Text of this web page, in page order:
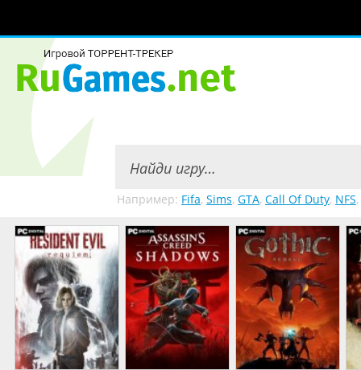
Например: Fifa, Sims, GTA, Call Of Duty, NFS,